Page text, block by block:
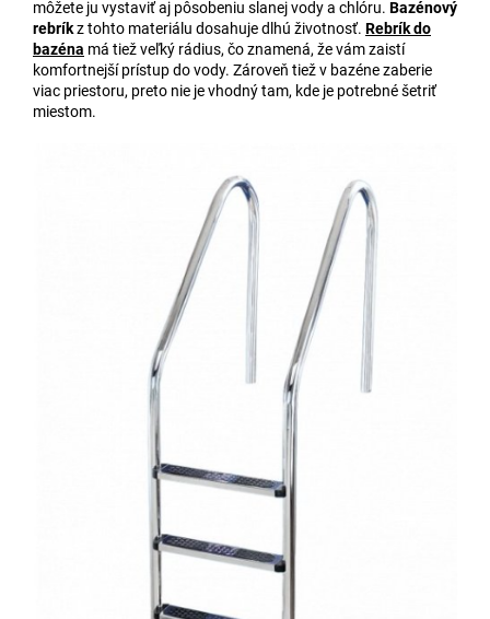
môžete ju vystaviť aj pôsobeniu slanej vody a chlóru. Bazénový
rebríkz tohto materiálu dosahuje dlhú životnosť. Rebrík do
bazéna má tiež veľký rádius, čo znamená, že vám zaistí
komfortnejší prístup do vody. Zároveň tiež v bazéne zaberie
viac priestoru, preto nie je vhodný tam, kde je potrebné šetriť
miestom.